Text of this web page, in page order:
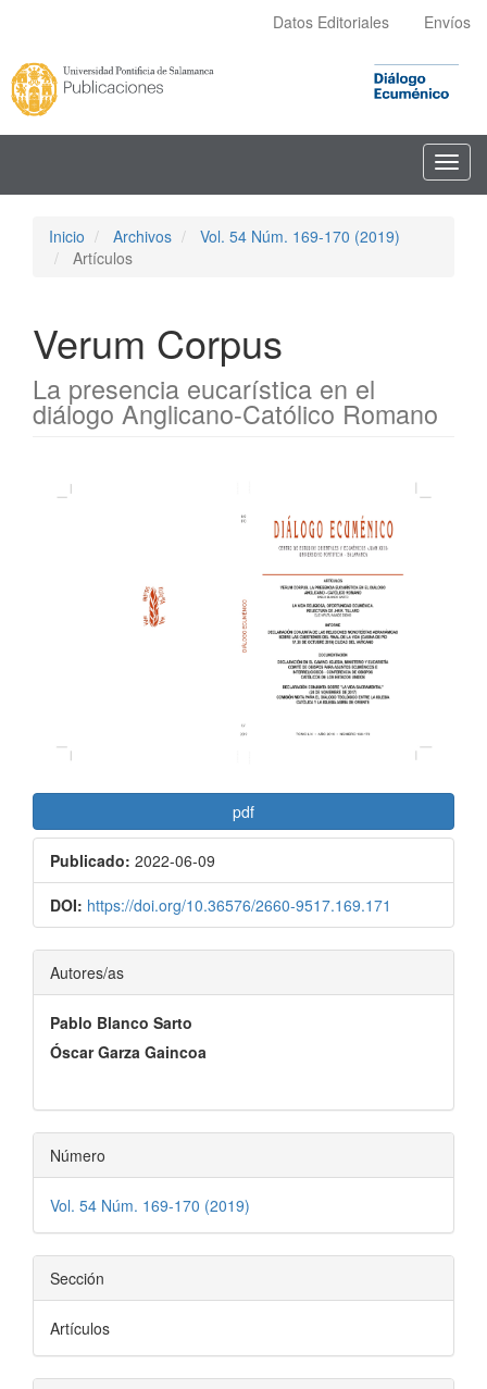
principal
Barra
lateral
Datos Editoriales Envíos
Inicio Archivos
Vol. 54 Núm. 169-170 (2019)
Artículos
Verum Corpus
La presencia eucarística en el
diálogo Anglicano-Católico Romano
Barra
lateral
pdf
Publicado: 2022-06-09
DOI: https://doi.org/10.36576/2660-9517.169.171
Contenido
principal
del
artículo
Autores/as
Pablo Blanco Sarto
Óscar Garza Gaincoa
Número
Vol. 54 Núm. 169-170 (2019)
Sección
Artículos